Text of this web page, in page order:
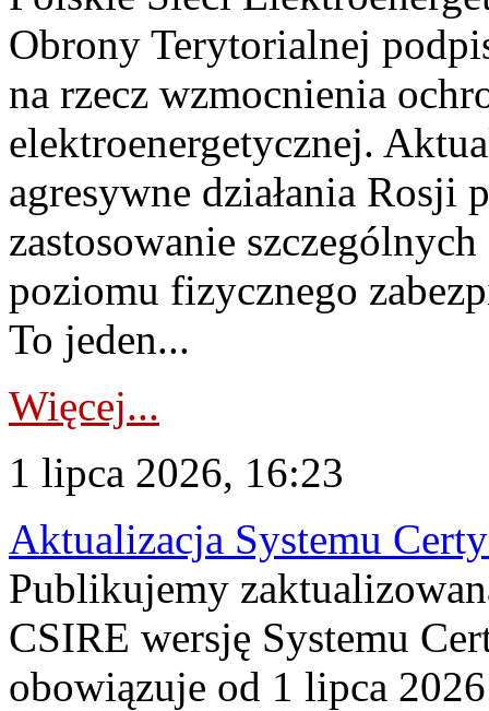
Obrony Terytorialnej
na rzecz wzmocnienia
elektroenergetycznej.
agresywne działania Rosji
zastosowanie
poziomu fizycznego
To jeden...
Więcej...
1 lipca 2026, 16:23
Aktualizacja Systemu
Publikujemy
CSIRE wersję Systemu
obowiązuje od 1 lipca